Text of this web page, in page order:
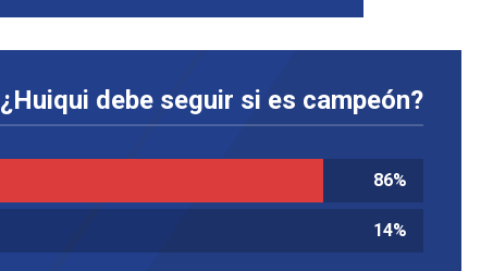
¿Huiqui debe seguir si es campeón?
86%
14%